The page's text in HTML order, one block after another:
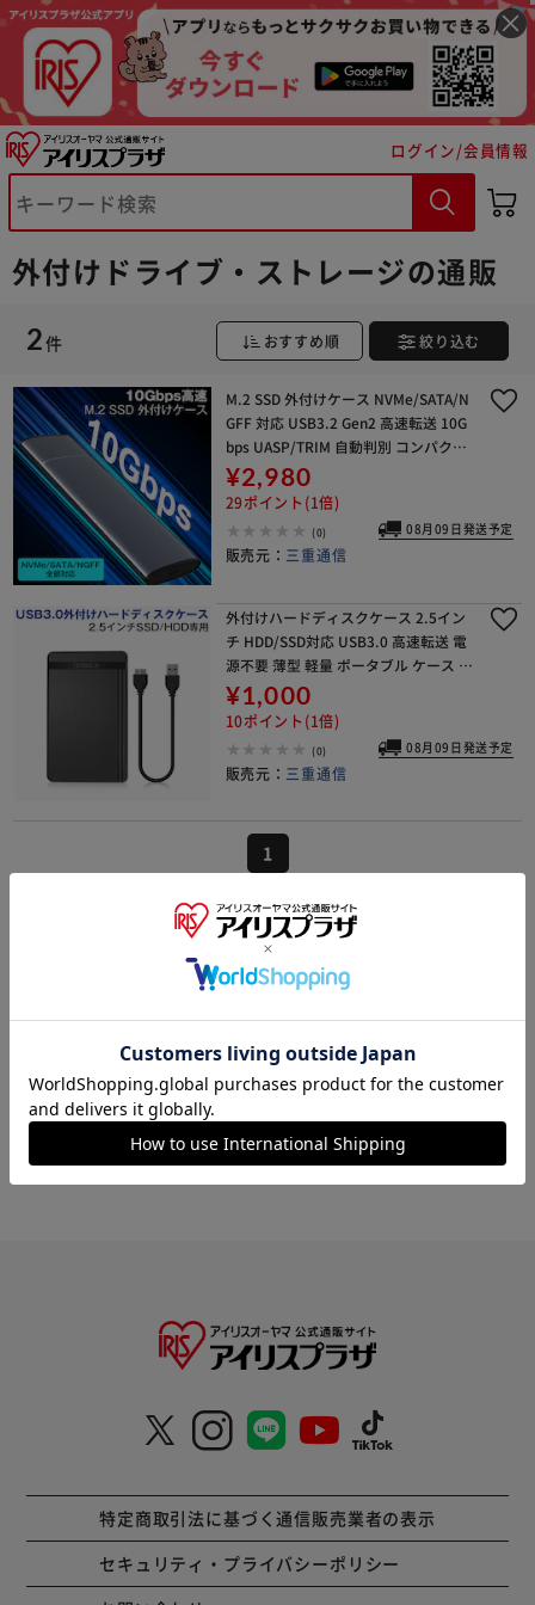
ログイン/会員情報
外付けドライブ・ストレージの通販
2件 おすすめ順 絞り込む
M.2 SSD 外付けケース NVMe/SATA/N
GFF 対応 USB3.2 Gen2 高速転送 10G
bps UASP/TRIM 自動判別 コンパクト
軽量 パソコン テレビ 録画 データ移行
ス
¥2,980
29ポイント(1倍)
(0) 08月09日発送予定
販売元： 三重通信
外付けハードディスクケース 2.5イン
チ HDD/SSD対応 USB3.0 高速転送 電
源不要 薄型 軽量 ポータブル ケース 最
大6TB対応 Windows Mac テレビ録画
対応 簡単装着
¥1,000
10ポイント(1倍)
(0) 08月09日発送予定
販売元： 三重通信
1
外付けドライブ・ストレージの関連カテゴ
PC・スマホ周辺機器
PCアクセサリ・サプライ
ラミネーターフィルム
ディスプレイ
シュレッダー
タブレットPC
ラミネーター
スキャナ
データプロジェクター
無線LAN・ネットワーク機器
HOME 家電 パソコン・オフィス周辺機器 外付けドラ
特定商取引法に基づく通信販売業者の表示
セキュリティ・プライバシーポリシー
※ご確認ください
カートに入れる